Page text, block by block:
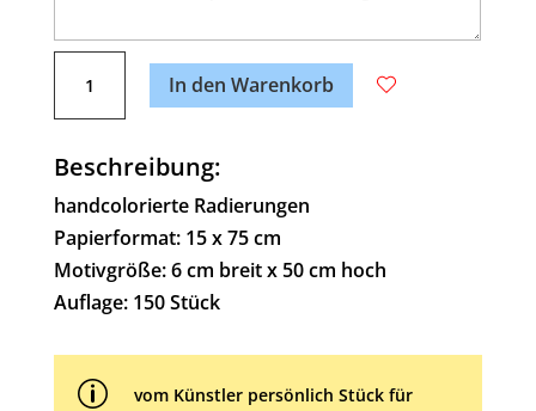
Herrn
Menge
In den Warenkorb
A
r
n
a
t
i
e
Beschreibung:
handcolorierte Radierungen
Papierformat: 15 x 75 cm
Motivgröße: 6 cm breit x 50 cm hoch
Auflage: 150 Stück
p vom Künstler persönlich Stück für